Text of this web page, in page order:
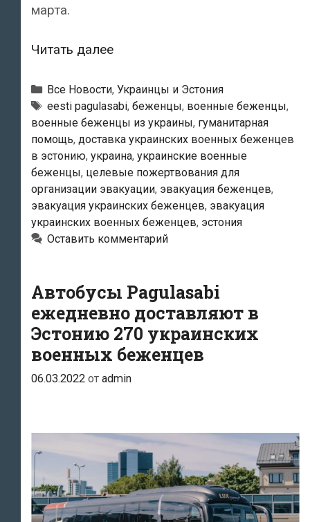
марта.
Читать далееОрганизация
Pagulasabi
прекращает
доставку
украинских
военных
беженцев
в
Эстонию
Рубрики
Все Новости, Украинцы и Эстония
Метки
eesti pagulasabi, беженцы, военные беженцы,
военные беженцы из украины, гуманитарная
помощь, доставка украинских военных беженцев
в эстонию, украина, украинские военные
беженцы, целевые пожертвования для
организации эвакуации, эвакуация беженцев,
эвакуация украинских беженцев, эвакуация
украинских военных беженцев, эстония
Оставить комментарий
Автобусы Pagulasabi
ежедневно доставляют в
Эстонию 270 украинских
военных беженцев
06.03.2022 от admin